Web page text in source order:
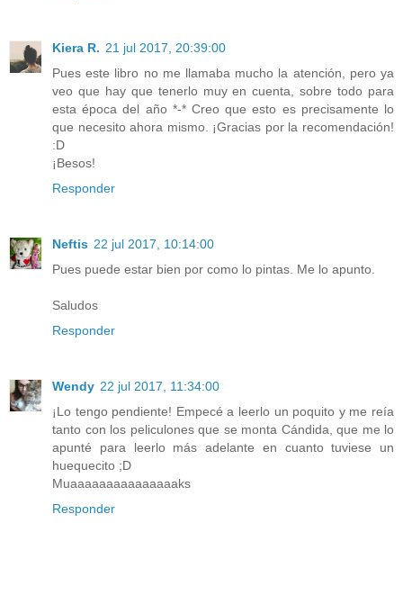
Kiera R. 21 jul 2017, 20:39:00
Pues este libro no me llamaba mucho la atención, pero ya
veo que hay que tenerlo muy en cuenta, sobre todo para
esta época del año *-* Creo que esto es precisamente lo
que necesito ahora mismo. ¡Gracias por la recomendación!
:D
¡Besos!
Responder
Neftis 22 jul 2017, 10:14:00
Pues puede estar bien por como lo pintas. Me lo apunto.
Saludos
Responder
Wendy 22 jul 2017, 11:34:00
¡Lo tengo pendiente! Empecé a leerlo un poquito y me reía
tanto con los peliculones que se monta Cándida, que me lo
apunté para leerlo más adelante en cuanto tuviese un
huequecito ;D
Muaaaaaaaaaaaaaaaks
Responder